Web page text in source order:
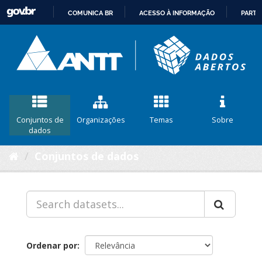
CONTEÚDO
COMUNICA BR ACESSO À INFORMAÇÃO
Conjuntos de
dados
Organizações Temas Sobre
Ordenar por